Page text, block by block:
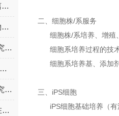
小鼠肺微血管内皮细胞的分离培养方法
细胞培养基的无菌处理与生物安全性
人肝癌细胞HEPG2：肝癌研究的“多功能实验平台”​
人肝星形细胞LX2培养指南给你，你可要学好了
人肝癌细胞HEPG2：疾病研究与药物筛选的科学工具
人乳腺癌细胞MDA-MB-231在医学研究中的角色与挑战
二、细胞株/系服务
细胞株/系培养、增殖
细胞系培养过程的技
细胞系培养基、添加
三、iPS细胞
iPS细胞基础培养（有